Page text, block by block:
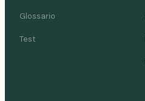
Glossario
Test